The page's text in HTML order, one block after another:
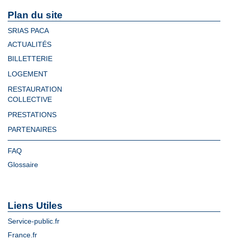
Plan du site
SRIAS PACA
ACTUALITÉS
BILLETTERIE
LOGEMENT
RESTAURATION
COLLECTIVE
PRESTATIONS
PARTENAIRES
FAQ
Glossaire
Liens Utiles
Service-public.fr
France.fr